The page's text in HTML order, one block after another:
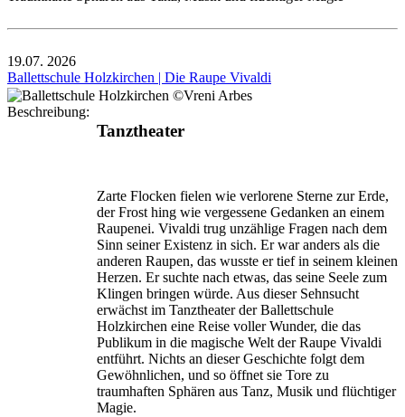
19.07. 2026
Ballettschule Holzkirchen | Die Raupe Vivaldi
Beschreibung:
Tanztheater
Zarte Flocken fielen wie verlorene Sterne zur Erde,
der Frost hing wie vergessene Gedanken an einem
Raupenei. Vivaldi trug unzählige Fragen nach dem
Sinn seiner Existenz in sich. Er war anders als die
anderen Raupen, das wusste er tief in seinem kleinen
Herzen. Er suchte nach etwas, das seine Seele zum
Klingen bringen würde. Aus dieser Sehnsucht
erwächst im Tanztheater der Ballettschule
Holzkirchen eine Reise voller Wunder, die das
Publikum in die magische Welt der Raupe Vivaldi
entführt. Nichts an dieser Geschichte folgt dem
Gewöhnlichen, und so öffnet sie Tore zu
traumhaften Sphären aus Tanz, Musik und flüchtiger
Magie.